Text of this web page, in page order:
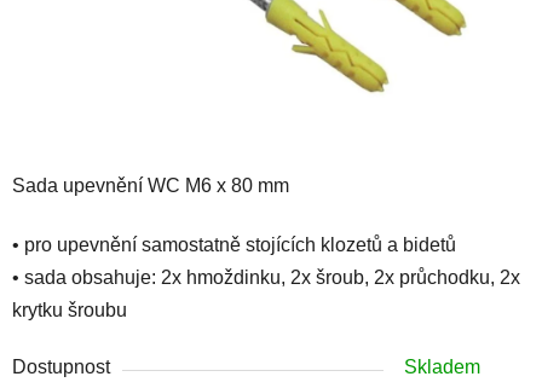
Sada upevnění WC M6 x 80 mm
• pro upevnění samostatně stojících klozetů a bidetů
• sada obsahuje: 2x hmoždinku, 2x šroub, 2x průchodku, 2x
krytku šroubu
Dostupnost
Skladem